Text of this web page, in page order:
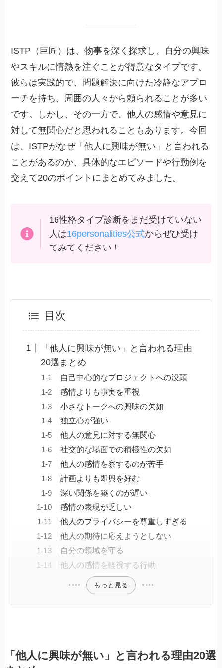
ISTP（巨匠）は、物事を深く探求し、自分の興味
やスキルに情熱を注ぐことが得意なタイプです。
彼らは実践的で、問題解決に向けた冷静なアプロ
ーチを持ち、周囲の人々から頼られることが多い
です。しかし、その一方で、他人の感情や意見に
対して無関心だと思われることもあります。今回
は、ISTPがなぜ「他人に興味が無い」と言われる
ことがあるのか、具体的なエピソードや行動例を
交えて20のポイントにまとめてみました。
16性格タイプ診断をまだ受けていない
人は16personalities公式からぜひ受け
てみてください！
目次
「他人に興味が無い」と言われる理由
20選まとめ
自己中心的なプロジェクトへの没頭
感情よりも事実を重視
小さなトークへの興味の欠如
独立心が強い
他人の意見に対する無関心
社交的な場面での積極性の欠如
他人の感情を察するのが苦手
計画よりも即興を好む
深い関係を築くのが遅い
感情の表現が乏しい
他人のプライバシーを尊重しすぎる
他人の期待に応えようとしない
自分の領域を守る
他人の感情を軽視する行動
もっと見る
「他人に興味が無い」と言われる理由20選